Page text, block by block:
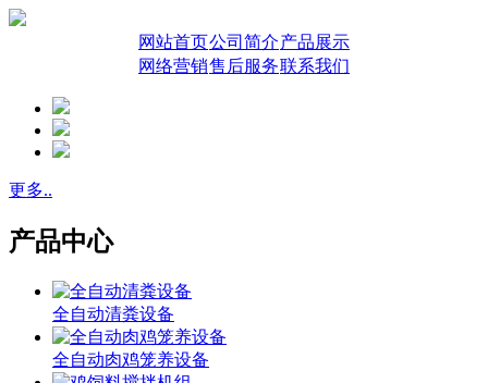
网站首页公司简介产品展示
网络营销售后服务联系我们
更多..
产品中心
全自动清粪设备
全自动肉鸡笼养设备